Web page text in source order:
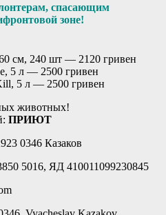
спасающим
зоне!
см, 240 шт — 2120 гривен
5 л — 2500 гривен
5 л — 2500 гривен
животных!
ПРИЮТ
0346 Казаков
5016, ЯД 410011099230845